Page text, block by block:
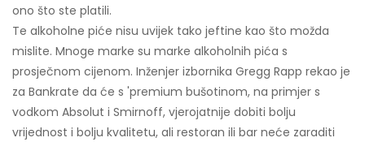
ono što ste platili.
Te alkoholne piće nisu uvijek tako jeftine kao što možda
mislite. Mnoge marke su marke alkoholnih pića s
prosječnom cijenom. Inženjer izbornika Gregg Rapp rekao je
za Bankrate da će s 'premium bušotinom, na primjer s
vodkom Absolut i Smirnoff, vjerojatnije dobiti bolju
vrijednost i bolju kvalitetu, ali restoran ili bar neće zaraditi